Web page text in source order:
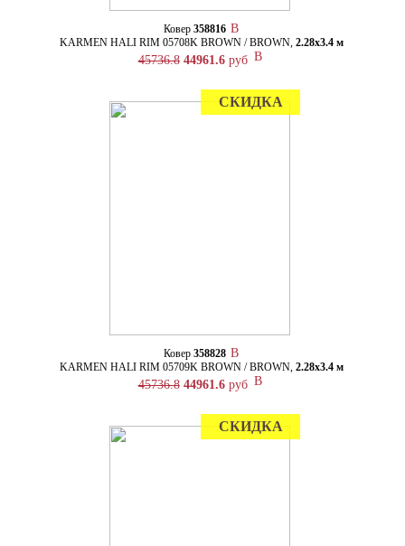
Ковер 358816
KARMEN HALI RIM 05708K BROWN / BROWN, 2.28х3.4 м
45736.8 44961.6руб
СКИДКА
Ковер 358828
KARMEN HALI RIM 05709K BROWN / BROWN, 2.28х3.4 м
45736.8 44961.6руб
СКИДКА